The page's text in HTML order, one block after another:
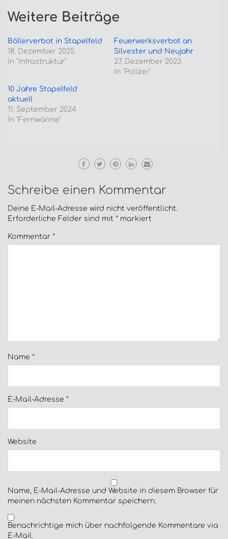
Weitere Beiträge
Böllerverbot in Stapelfeld
18. Dezember 2025
In "Infrastruktur"
Feuerwerksverbot an
Silvester und Neujahr
27. Dezember 2023
In "Polizei"
10 Jahre Stapelfeld
aktuell
11. September 2024
In "Fernwärme"
Schreibe einen Kommentar
Deine E-Mail-Adresse wird nicht veröffentlicht.
Erforderliche Felder sind mit * markiert
Kommentar *
Name *
E-Mail-Adresse *
Website
Name, E-Mail-Adresse und Website in diesem Browser für
meinen nächsten Kommentar speichern.
Benachrichtige mich über nachfolgende Kommentare via
E-Mail.